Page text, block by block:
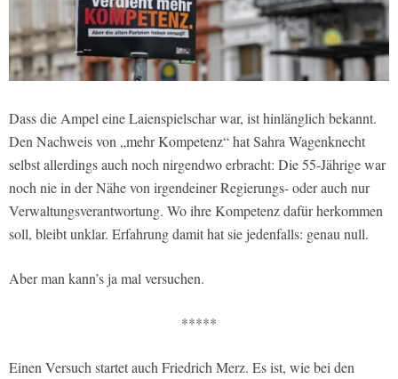
Dass die Ampel eine Laienspielschar war, ist hinlänglich bekannt.
Den Nachweis von „mehr Kompetenz“ hat Sahra Wagenknecht
selbst allerdings auch noch nirgendwo erbracht: Die 55-Jährige war
noch nie in der Nähe von irgendeiner Regierungs- oder auch nur
Verwaltungsverantwortung. Wo ihre Kompetenz dafür herkommen
soll, bleibt unklar. Erfahrung damit hat sie jedenfalls: genau null.
Aber man kann’s ja mal versuchen.
*****
Einen Versuch startet auch Friedrich Merz. Es ist, wie bei den